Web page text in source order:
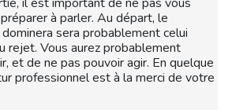
à parler. Au départ, le
sera probablement celui
rejet. Vous aurez probablement
et de ne pas pouvoir agir. En quelque
professionnel est à la merci de votre